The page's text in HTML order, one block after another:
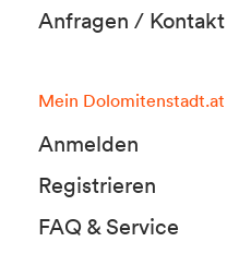
Anfragen / Kontakt
Mein Dolomitenstadt.at
Anmelden
Registrieren
FAQ & Service